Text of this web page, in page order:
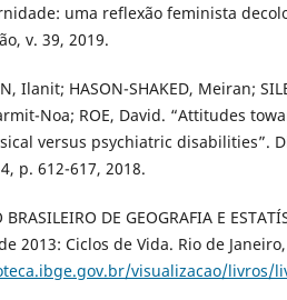
uma reflexão feminista
v. 39, 2019.
Ilanit; HASON-SHAKED, Meiran;
Noa; ROE, David. “Attitudes
versus psychiatric disabilities”.
p. 612-617, 2018.
DE GEOGRAFIA E
2013: Ciclos de Vida. Rio de
visualizacao/livros/